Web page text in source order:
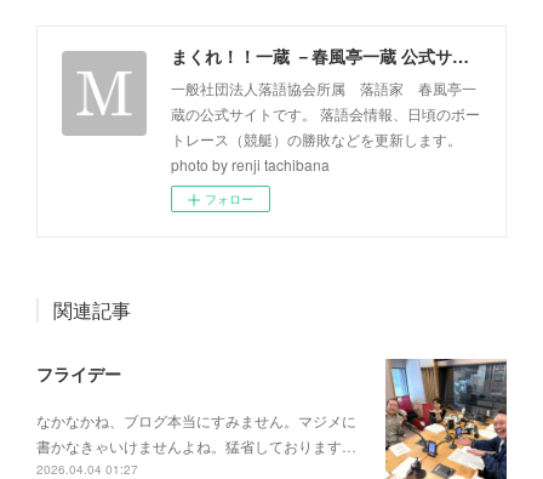
まくれ！！一蔵 －春風亭一蔵 公式サイト－
一般社団法人落語協会所属 落語家 春風亭一
蔵の公式サイトです。 落語会情報、日頃のボー
トレース（競艇）の勝敗などを更新します。
photo by renji tachibana
フォロー
関連記事
フライデー
なかなかね、ブログ本当にすみません。マジメに
書かなきゃいけませんよね。猛省しております…
2026.04.04 01:27